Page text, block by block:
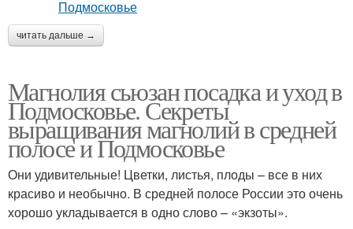
читать дальше →
Магнолия сьюзан посадка и уход в
Подмосковье. Секреты
выращивания магнолий в средней
полосе и Подмосковье
Они удивительные! Цветки, листья, плоды – все в них
красиво и необычно. В средней полосе России это очень
хорошо укладывается в одно слово – «экзоты».